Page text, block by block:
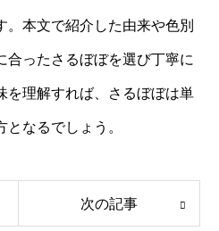
。本文で紹介した由来や色別
合ったさるぼぼを選び丁寧に
を理解すれば、さるぼぼは単
なるでしょう。
次の記事